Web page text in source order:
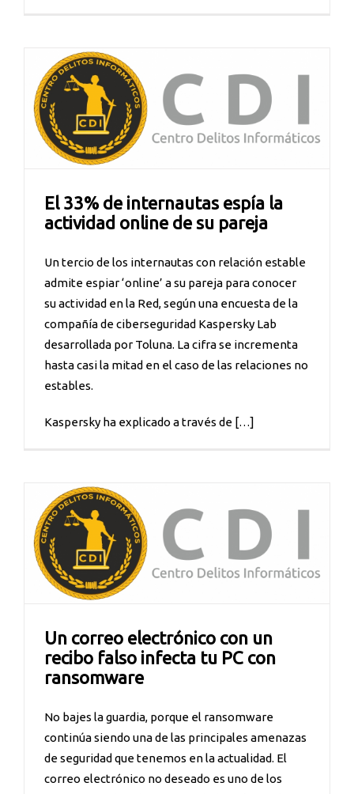
El 33% de internautas espía la
actividad online de su pareja
Un tercio de los internautas con relación estable
admite espiar ‘online’ a su pareja para conocer
su actividad en la Red, según una encuesta de la
compañía de ciberseguridad Kaspersky Lab
desarrollada por Toluna. La cifra se incrementa
hasta casi la mitad en el caso de las relaciones no
estables.
Kaspersky ha explicado a través de […]
Un correo electrónico con un
recibo falso infecta tu PC con
ransomware
No bajes la guardia, porque el ransomware
continúa siendo una de las principales amenazas
de seguridad que tenemos en la actualidad. El
correo electrónico no deseado es uno de los